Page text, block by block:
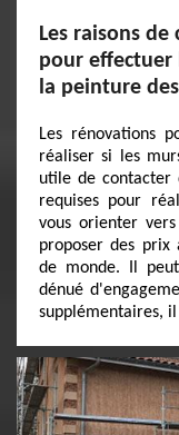
Les raisons
pour effectuer
la peinture
Les rénovations
réaliser si les
utile de contacter
requises pour
vous orienter
proposer des prix
de monde. Il
dénué
supplémentaires,